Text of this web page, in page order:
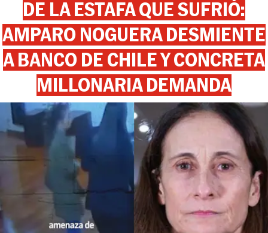
DE LA ESTAFA QUE SUFRIÓ:
AMPARO NOGUERA DESMIENTE
A BANCO DE CHILE Y CONCRETA
MILLONARIA DEMANDA